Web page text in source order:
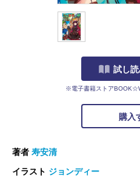
試し
※電子書籍ストア
購入
著者 寿安清
イラスト ジョンディー